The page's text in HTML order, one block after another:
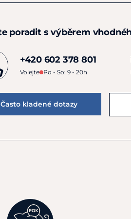
poradit s výběrem
+420 602 378 801
Volejte Po - So: 9 - 20h
Často kladené dotazy